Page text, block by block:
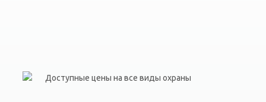
Доступные цены на все виды охраны